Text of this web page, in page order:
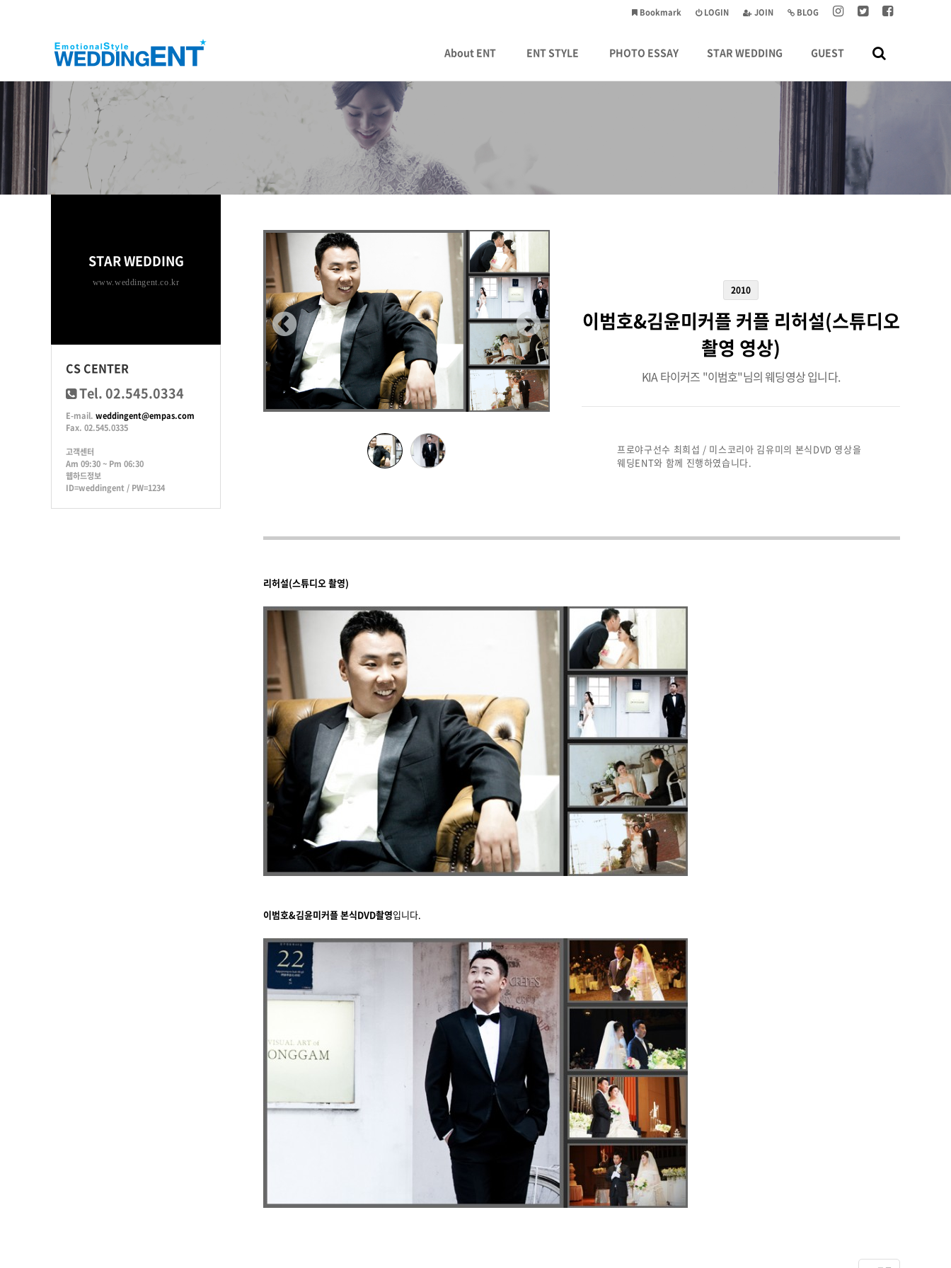
BLOG
JOIN
LOGIN
Bookmark
About ENT ENT STYLE PHOTO ESSAY STAR WEDDING GUEST
2010
이범호&김윤미커플 커플 리허설(스튜디오
촬영 영상)
KIA 타이커즈 "이범호"님의 웨딩영상 입니다.
프로야구선수 최희섭 / 미스코리아 김유미의 본식DVD 영상을
웨딩ENT와 함께 진행하였습니다.
리허설(스튜디오 촬영)
이범호&김윤미커플본식DVD촬영입니다.
STAR WEDDING
www.weddingent.co.kr
CS CENTER
Tel. 02.545.0334
E-mail. weddingent@empas.com
Fax. 02.545.0335
고객센터
Am 09:30 ~ Pm 06:30
웹하드정보
ID=weddingent / PW=1234